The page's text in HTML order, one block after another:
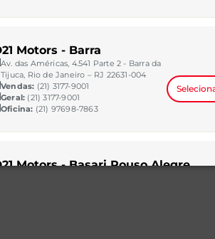
Motors - Barra
Av. das Américas, 4.541 Parte 2 - Barra da
Tijuca, Rio de Janeiro – RJ 22631-004
Vendas: (21) 3177-9001
Geral: (21) 3177-9001
Oficina: (21) 97698-7863
Motors - Basari Pouso Alegre